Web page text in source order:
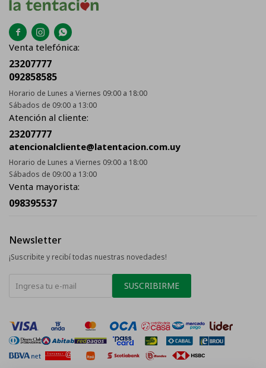
  
Venta telefónica:
23207777
092858585
Horario de Lunes a Viernes 09:00 a 18:00
Sábados de 09:00 a 13:00
Atención al cliente:
23207777
atencionalcliente@latentacion.com.uy
Horario de Lunes a Viernes 09:00 a 18:00
Sábados de 09:00 a 13:00
Venta mayorista:
098395537
Newsletter
¡Suscribite y recibí todas nuestras novedades!
SUSCRIBIRME